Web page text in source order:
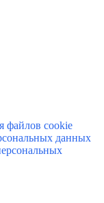
файлов cookie
данных